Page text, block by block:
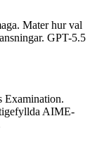
. Mater hur val
GPT-5.5
Examination.
AIME-